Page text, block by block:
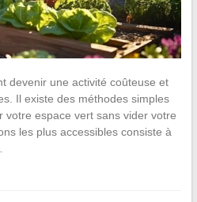
devenir une activité coûteuse et
Il existe des méthodes simples
votre espace vert sans vider votre
les plus accessibles consiste à